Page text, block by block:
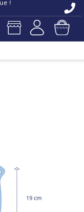
!